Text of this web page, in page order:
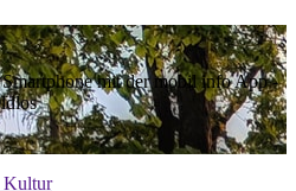
mit der mobil info App -
Kultur